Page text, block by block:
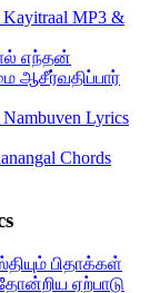
MP3 &
எந்தன்
ஆசீர்வதிப்பார்
Lyrics
Chords
பிதாக்கள்
ஏற்பாடு